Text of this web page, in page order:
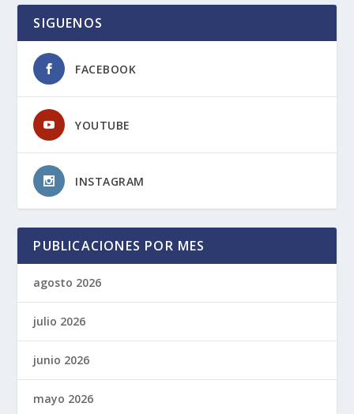
SIGUENOS
FACEBOOK
YOUTUBE
INSTAGRAM
PUBLICACIONES POR MES
agosto 2026
julio 2026
junio 2026
mayo 2026